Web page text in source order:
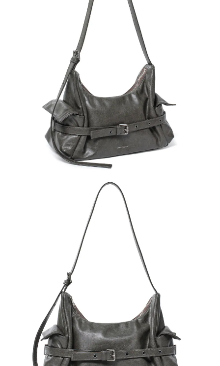
２．關於個人資料處理事宜，請瀏覽以下網址：
https://aftee.tw/terms/#terms3
３．未成年的使用者請事先徵得法定代理人或監護人之同意方可使用
「AFTEE先享後付」，若未經同意申辦者引起之損失，本公司不負相關責
４．使用「AFTEE先享後付」時，將依據個別帳號之用戶狀況，依本公司即
時審查核予不同之上限額度；若仍有額度不足之情形，本公司將視審查結果
請求用戶進行身份認證。
５．嚴禁一人註冊多個帳號或使用他人資訊註冊。若發現惡意使用之情形，
恩沛科技股份有限公司將有權停止該用戶之使用額度並採取法律行動。